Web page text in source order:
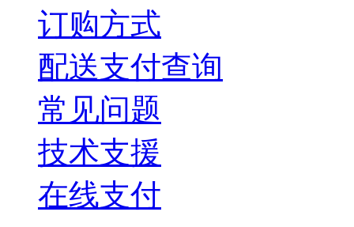
订购方式
配送支付查询
常见问题
技术支援
在线支付